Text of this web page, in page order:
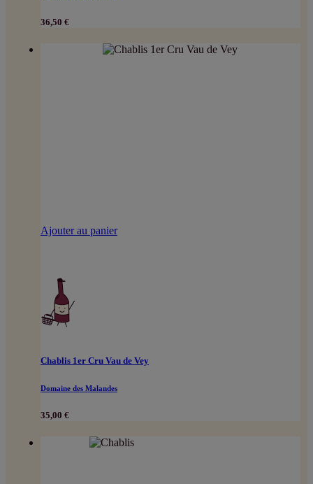
36,50 €
Ajouter au panier
Chablis 1er Cru Vau de Vey
Domaine des Malandes
35,00 €